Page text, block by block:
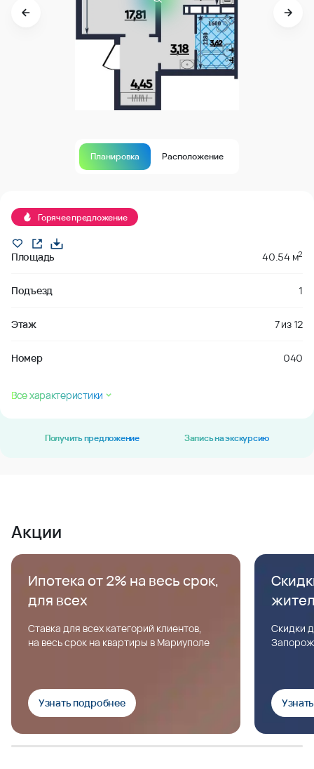
Планировка Расположение
Горячее предложение
Площадь 40.54 м2
Подъезд 1
Этаж 7из12
Номер 040
Все характеристики
Получить предложение Запись на экскурсию
Акции
Ипотека от 2% на весь срок,
для всех
Ставка для всех категорий клиентов,
на весь срок на квартиры в Мариуполе
Узнать подробнее
Скидки